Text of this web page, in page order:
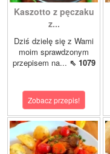
Kaszotto z pęczaku
z...
Dziś dzielę się z Wami
moim sprawdzonym
przepisem na... ⇖ 1079
Zobacz przepis!